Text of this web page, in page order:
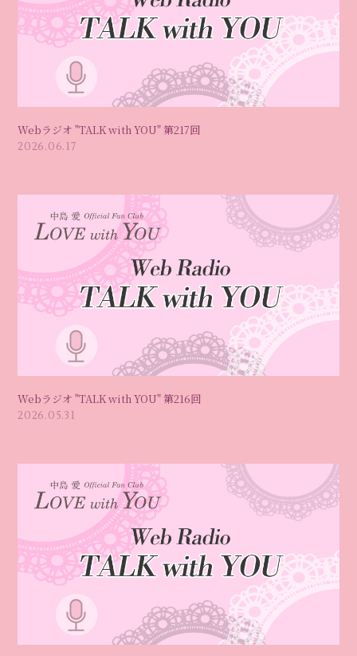
Webラジオ "TALK with YOU" 第217回
2026.06.17
Webラジオ "TALK with YOU" 第216回
2026.05.31